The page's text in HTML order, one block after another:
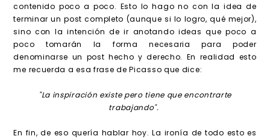
contenido poco a poco. Esto lo hago no con la idea de
terminar un post completo (aunque si lo logro, qué mejor),
sino con la intención de ir anotando ideas que poco a
poco tomarán la forma necesaria para poder
denominarse un post hecho y derecho. En realidad esto
me recuerda a esa frase de Picasso que dice:
"La inspiración existe pero tiene que encontrarte
trabajando".
En fin, de eso quería hablar hoy. La ironía de todo esto es